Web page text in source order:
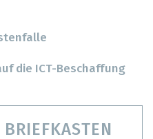
die ICT-Beschaffung